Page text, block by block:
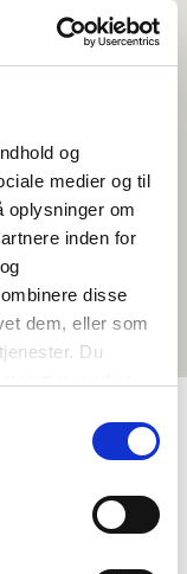
og
medier og til
oplysninger om
inden for
disse
dem, eller som
Du
>3 skuletimar